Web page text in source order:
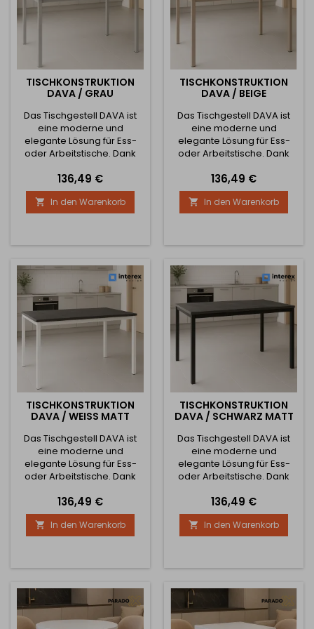
TISCHKONSTRUKTION
DAVA / GRAU
Das Tischgestell DAVA ist
eine moderne und
elegante Lösung für Ess-
oder Arbeitstische. Dank
Designs und der präzisen
Verarbeitung kommt es in
jedem Interieur zur Geltung
– vom industriellen bis zum
skandinavischen Stil. Die
garantiert Stabilität und
eine lange Lebensdauer,
während die...
Preis
136,49 €
 In den Warenkorb
TISCHKONSTRUKTION
DAVA / BEIGE
Das Tischgestell DAVA ist
eine moderne und
elegante Lösung für Ess-
oder Arbeitstische. Dank
Designs und der präzisen
Verarbeitung kommt es in
jedem Interieur zur Geltung
– vom industriellen bis hin
skandinavischen Stil. Die
garantiert Stabilität und
eine lange Lebensdauer,
während die...
Preis
136,49 €
 In den Warenkorb
TISCHKONSTRUKTION
DAVA / WEISS MATT
Das Tischgestell DAVA ist
eine moderne und
elegante Lösung für Ess-
oder Arbeitstische. Dank
Designs und der präzisen
Verarbeitung kommt es in
jedem Interieur zur Geltung
– vom industriellen bis zum
skandinavischen Stil. Die
garantiert Stabilität und
eine lange Lebensdauer,
während die...
Preis
136,49 €
 In den Warenkorb
TISCHKONSTRUKTION
DAVA / SCHWARZ MATT
Das Tischgestell DAVA ist
eine moderne und
elegante Lösung für Ess-
oder Arbeitstische. Dank
Designs und der präzisen
Verarbeitung kommt es in
jedem Interieur zur Geltung
– vom industriellen bis hin
skandinavischen Stil. Die
garantiert Stabilität und
eine lange Lebensdauer,
während die...
Preis
136,49 €
 In den Warenkorb